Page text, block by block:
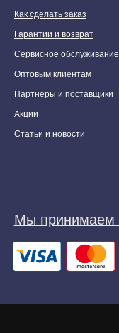
Как сделать заказ
Гарантии и возврат
Сервисное обслуживание
Оптовым клиентам
Партнеры и поставщики
Акции
Статьи и новости